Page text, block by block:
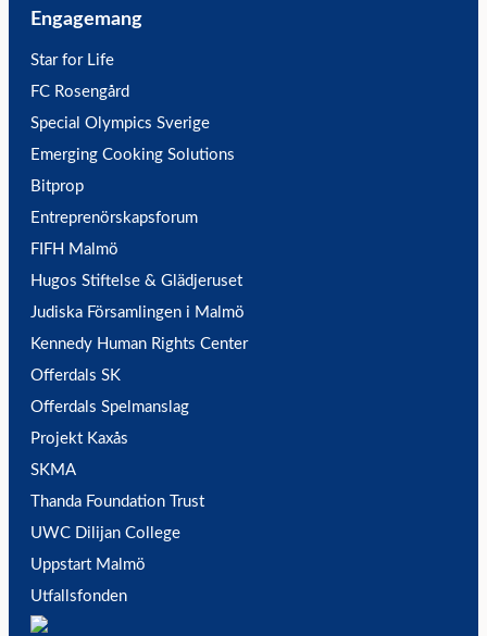
Engagemang
Star for Life
FC Rosengård
Special Olympics Sverige
Emerging Cooking Solutions
Bitprop
Entreprenörskapsforum
FIFH Malmö
Hugos Stiftelse & Glädjeruset
Judiska Församlingen i Malmö
Kennedy Human Rights Center
Offerdals SK
Offerdals Spelmanslag
Projekt Kaxås
SKMA
Thanda Foundation Trust
UWC Dilijan College
Uppstart Malmö
Utfallsfonden